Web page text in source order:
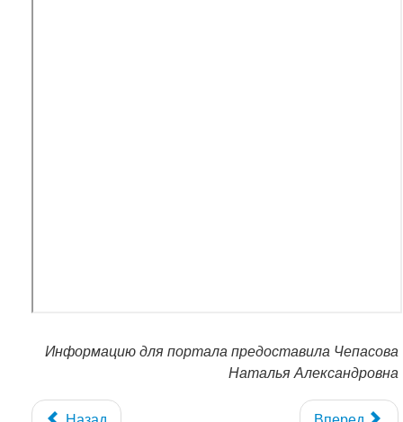
Информацию для портала предоставила Чепасова
Наталья Александровна